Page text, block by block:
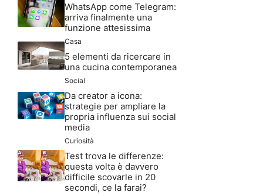
WhatsApp come Telegram:
arriva finalmente una
funzione attesissima
Casa
5 elementi da ricercare in
una cucina contemporanea
Social
Da creator a icona:
strategie per ampliare la
propria influenza sui social
media
Curiosità
Test trova le differenze:
questa volta è davvero
difficile scovarle in 20
secondi, ce la farai?